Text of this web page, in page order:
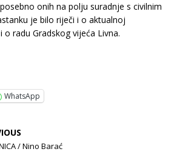
onih na polju suradnje s civilnim
je bilo riječi i o aktualnoj
radu Gradskog vijeća Livna.
WhatsApp
/ Nino Barać